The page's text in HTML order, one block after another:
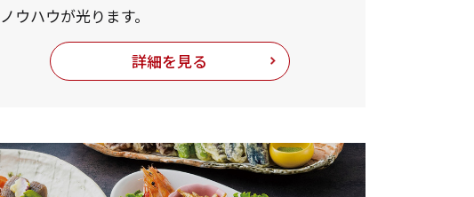
ノウハウが光ります。
詳細を見る